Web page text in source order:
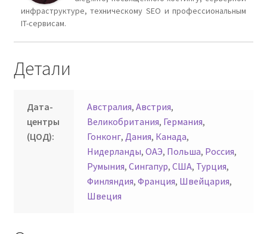
инфраструктуре, техническому SEO и профессиональным
IT-сервисам.
Детали
Дата-
центры
(ЦОД):
Австралия,Австрия,
Великобритания, Германия,
Гонконг,Дания, Канада,
Нидерланды,ОАЭ, Польша, Россия,
Румыния,Сингапур,США, Турция,
Финляндия,Франция, Швейцария,
Швеция